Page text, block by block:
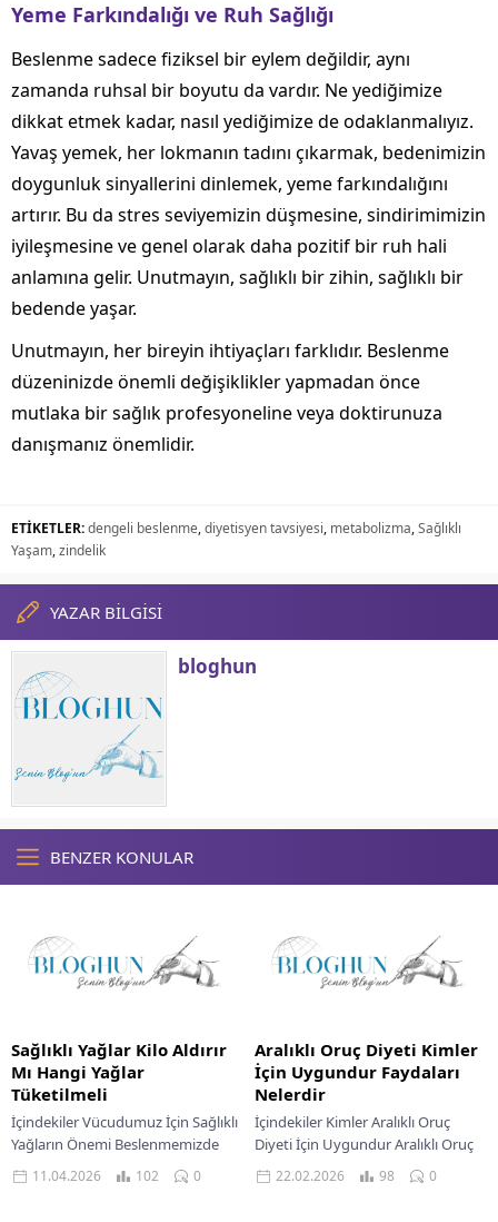
Yeme Farkındalığı ve Ruh Sağlığı
Beslenme sadece fiziksel bir eylem değildir, aynı
zamanda ruhsal bir boyutu da vardır. Ne yediğimize
dikkat etmek kadar, nasıl yediğimize de odaklanmalıyız.
Yavaş yemek, her lokmanın tadını çıkarmak, bedenimizin
doygunluk sinyallerini dinlemek, yeme farkındalığını
artırır. Bu da stres seviyemizin düşmesine, sindirimimizin
iyileşmesine ve genel olarak daha pozitif bir ruh hali
anlamına gelir. Unutmayın, sağlıklı bir zihin, sağlıklı bir
bedende yaşar.
Unutmayın, her bireyin ihtiyaçları farklıdır. Beslenme
düzeninizde önemli değişiklikler yapmadan önce
mutlaka bir sağlık profesyoneline veya doktirunuza
danışmanız önemlidir.
ETİKETLER:dengeli beslenme,diyetisyen tavsiyesi, metabolizma,Sağlıklı
Yaşam,zindelik
YAZAR BİLGİSİ
bloghun
BENZER KONULAR
Sağlıklı Yağlar Kilo Aldırır
Mı Hangi Yağlar
Tüketilmeli
İçindekiler Vücudumuz İçin Sağlıklı
Yağların Önemi Beslenmemizde
Olması Gereken Yağ Türleri
Zeytinyağı Avokado Ve Avokado
11.04.2026 102 0
Aralıklı Oruç Diyeti Kimler
İçin Uygundur Faydaları
Nelerdir
İçindekiler Kimler Aralıklı Oruç
Diyeti İçin Uygundur Aralıklı Oruç
Diyeti Faydaları Nelerdir Dengeli
Beslenmeyi Destekleyen Bir Günlük
22.02.2026 98 0